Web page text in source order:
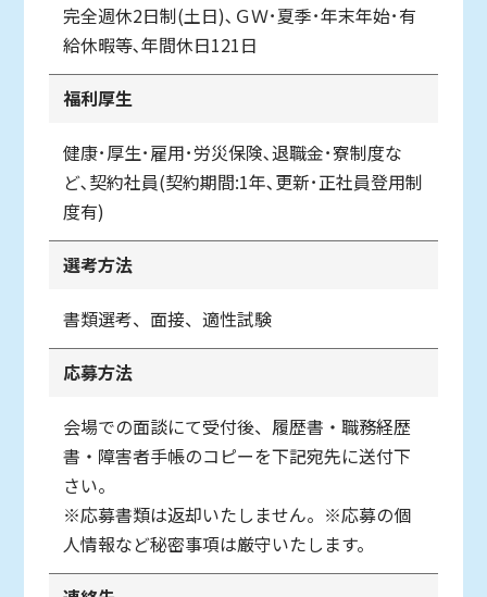
完全週休2日制(土日)､ＧＷ･夏季･年末年始･有
給休暇等､年間休日121日
福利厚生
健康･厚生･雇用･労災保険､退職金･寮制度な
ど､契約社員(契約期間:1年､更新･正社員登用制
度有)
選考方法
書類選考、面接、適性試験
応募方法
会場での面談にて受付後、履歴書・職務経歴
書・障害者手帳のコピーを下記宛先に送付下
さい。
※応募書類は返却いたしません。※応募の個
人情報など秘密事項は厳守いたします。